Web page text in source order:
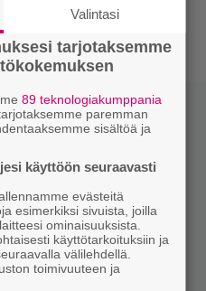
Niko Ikonen
Valintasi
tarjotaksemme
89 teknologiakumppania
paremman
sisältöä ja
käyttöön seuraavasti
evästeitä
esimerkiksi sivuista, joilla
ominaisuuksista.
käyttötarkoituksiin ja
välilehdellä.
toimivuuteen ja